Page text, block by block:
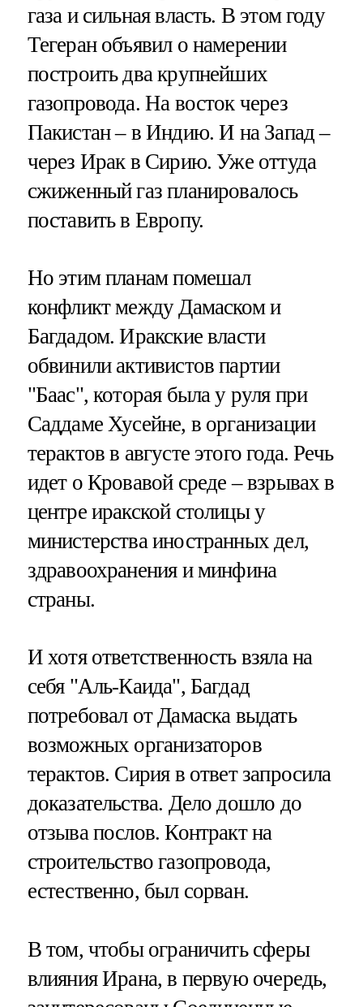
газа и сильная власть. В этом году
Тегеран объявил о намерении
построить два крупнейших
газопровода. На восток через
Пакистан – в Индию. И на Запад –
через Ирак в Сирию. Уже оттуда
сжиженный газ планировалось
поставить в Европу.
Но этим планам помешал
конфликт между Дамаском и
Багдадом. Иракские власти
обвинили активистов партии
"Баас", которая была у руля при
Саддаме Хусейне, в организации
терактов в августе этого года. Речь
идет о Кровавой среде – взрывах в
центре иракской столицы у
министерства иностранных дел,
здравоохранения и минфина
страны.
И хотя ответственность взяла на
себя "Аль-Каида", Багдад
потребовал от Дамаска выдать
возможных организаторов
терактов. Сирия в ответ запросила
доказательства. Дело дошло до
отзыва послов. Контракт на
строительство газопровода,
естественно, был сорван.
В том, чтобы ограничить сферы
влияния Ирана, в первую очередь,